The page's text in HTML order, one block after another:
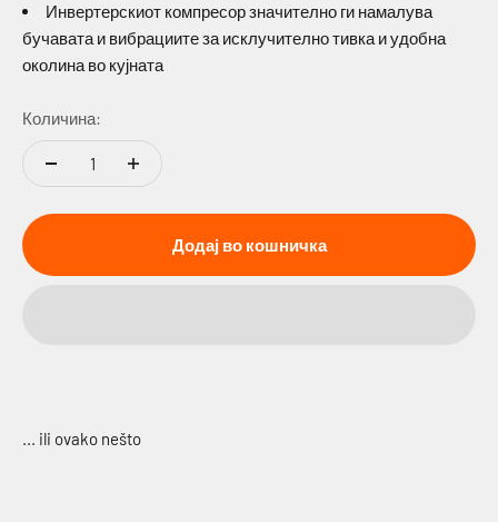
Инвертерскиот компресор значително ги намалува
бучавата и вибрациите за исклучително тивка и удобна
околина во кујната
Количина:
Додај во кошничка